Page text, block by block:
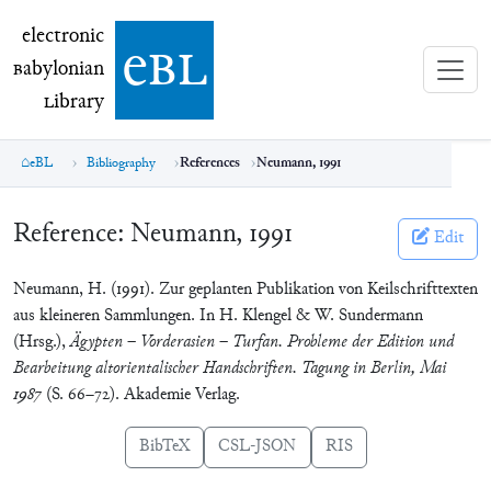
electronic Babylonian Library (eBL)
electronic
Babylonian
Library ebl
eBL Bibliography References Neumann, 1991
Reference: Neumann, 1991 Edit
Neumann, H. (1991). Zur geplanten Publikation von Keilschrifttexten
aus kleineren Sammlungen. In H. Klengel & W. Sundermann
(Hrsg.),Ägypten – Vorderasien – Turfan. Probleme der Edition und
Bearbeitung altorientalischer Handschriften. Tagung in Berlin, Mai
1987 (S. 66–72). Akademie Verlag.
BibTeX CSL-JSON RIS